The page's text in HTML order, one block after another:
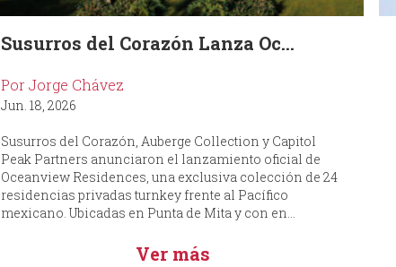
Susurros del Corazón Lanza Oc...
Por Jorge Chávez
Jun. 18, 2026
Susurros del Corazón, Auberge Collection y Capitol
Peak Partners anunciaron el lanzamiento oficial de
Oceanview Residences, una exclusiva colección de 24
residencias privadas turnkey frente al Pacífico
mexicano. Ubicadas en Punta de Mita y con en...
Ver más